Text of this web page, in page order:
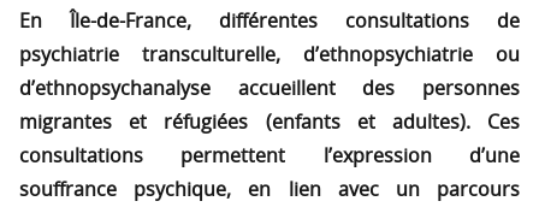
En Île-de-France, différentes consultations de
psychiatrie transculturelle, d’ethnopsychiatrie ou
d’ethnopsychanalyse accueillent des personnes
migrantes et réfugiées (enfants et adultes). Ces
consultations permettent l’expression d’une
souffrance psychique, en lien avec un parcours